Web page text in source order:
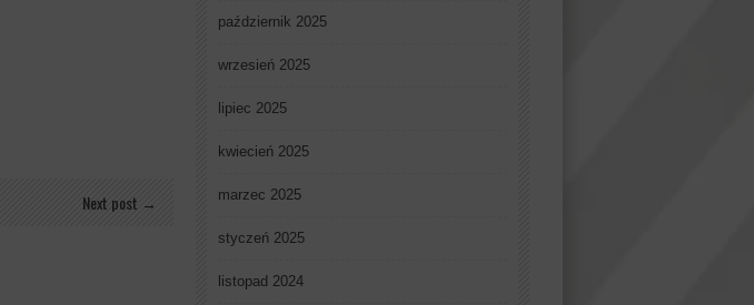
Next post →
październik 2025
wrzesień 2025
lipiec 2025
kwiecień 2025
marzec 2025
styczeń 2025
listopad 2024